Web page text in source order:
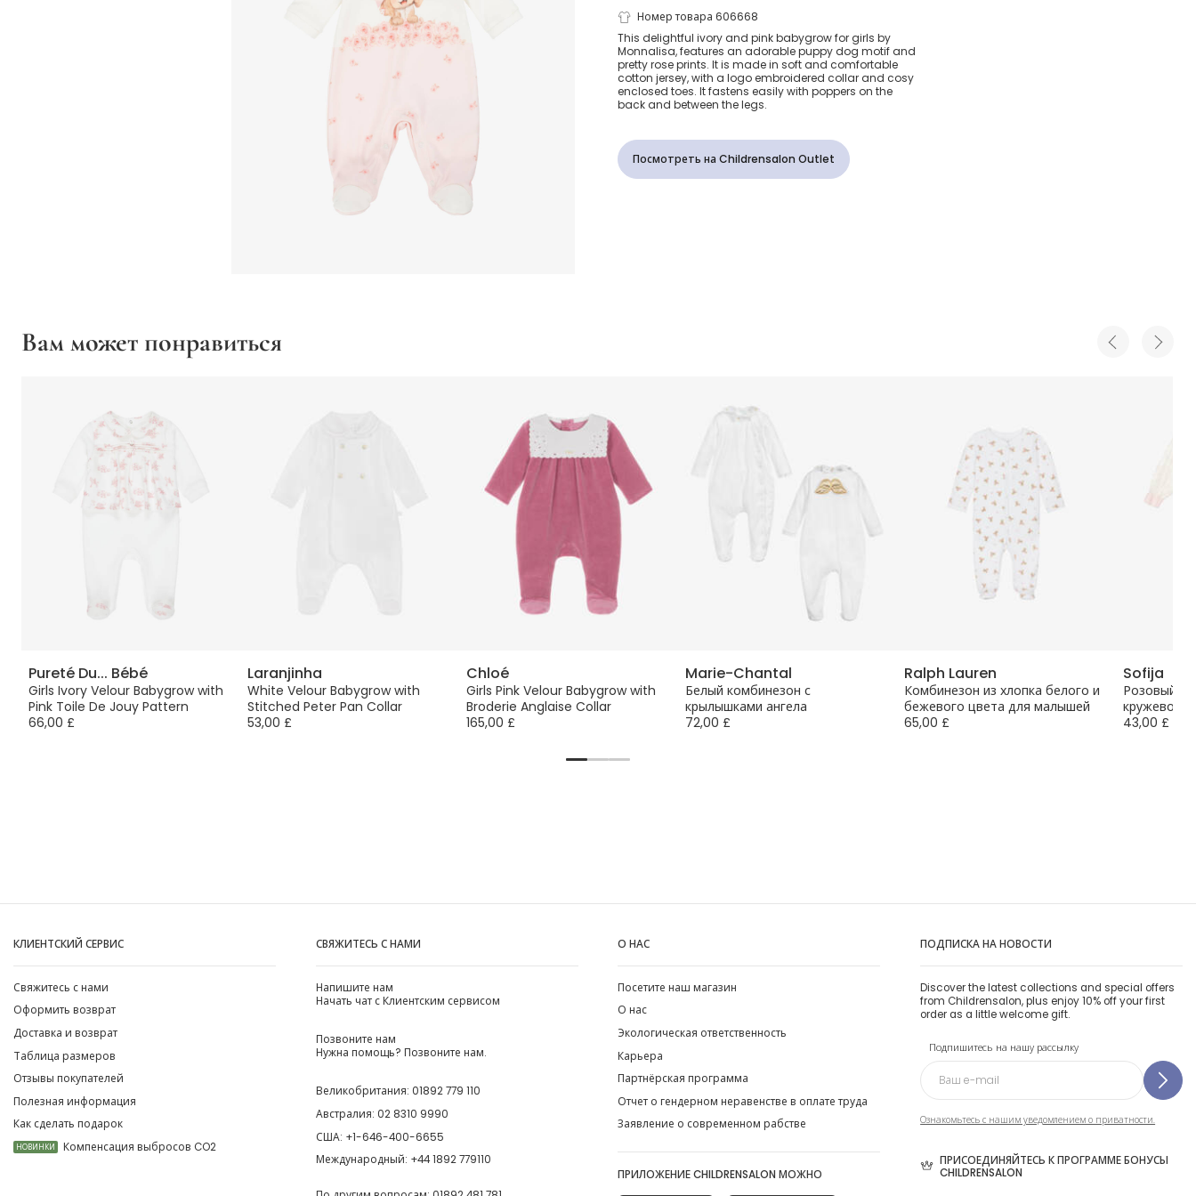
Girls Ivory & Pink
Cotton Puppy Dog
Babygrow
Номер товара 606668
This delightful ivory and pink babygrow for girls by
Monnalisa, features an adorable puppy dog motif and
pretty rose prints. It is made in soft and comfortable
cotton jersey, with a logo embroidered collar and cosy
enclosed toes. It fastens easily with poppers on the
back and between the legs.
Посмотреть на Childrensalon Outlet
Вам может понравиться
Pureté Du... Bébé
Girls Ivory Velour Babygrow with
Pink Toile De Jouy Pattern
66,00 £
Laranjinha
White Velour Babygrow with
Stitched Peter Pan Collar
53,00 £
Chloé
Girls Pink Velour Babygrow with
Broderie Anglaise Collar
165,00 £
Marie-Chantal
Белый комбинезон с
крылышками ангела
72,00 £
Ralph Lauren
Комбинезон из хлопка белого и
бежевого цвета для малышей
65,00 £
Sofija
Розовый
кружевом
43,00 £
КЛИЕНТСКИЙ СЕРВИС
Свяжитесь с нами
Оформить возврат
Доставка и возврат
Таблица размеров
Отзывы покупателей
Полезная информация
Как сделать подарок
НОВИНКИ Компенсация выбросов CO2
СВЯЖИТЕСЬ С НАМИ
Напишите нам
Начать чат с Клиентским сервисом
Позвоните нам
Нужна помощь? Позвоните нам.
Великобритания: 01892 779 110
Австралия: 02 8310 9990
США: +1-646-400-6655
Международный: +44 1892 779110
О НАС
Посетите наш магазин
О нас
Экологическая ответственность
Карьера
Партнёрская программа
Отчет о гендерном неравенстве в оплате труда
Заявление о современном рабстве
ПРИЛОЖЕНИЕ CHILDRENSALON МОЖНО
ПОДПИСКА НА НОВОСТИ
Discover the latest collections and special offers
from Childrensalon, plus enjoy 10% off your first
order as a little welcome gift.
Подпишитесь на нашу рассылку
Ознакомьтесь с нашим уведомлением о приватности.
ПРИСОЕДИНЯЙТЕСЬ К ПРОГРАММЕ БОНУСЫ
CHILDRENSALON